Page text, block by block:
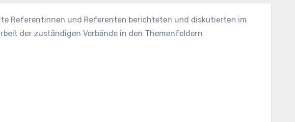
Referentinnen und Referenten berichteten und diskutierten im
der zuständigen Verbände in den Themenfeldern